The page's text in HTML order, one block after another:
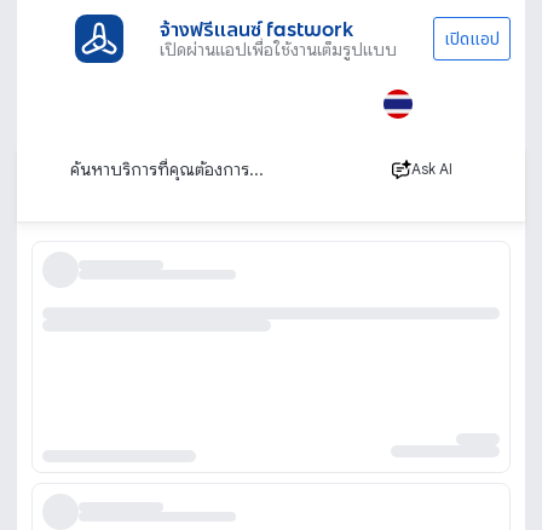
จ้างฟรีแลนซ์ fastwork
เปิดผ่านแอปเพื่อใช้งานเต็มรูปแบบ เปิดแอป
Ask AI
รับจัดเลี้ยงนอกสถานที่
รับจัดเลี้ยงนอกสถานที่ Catering รับจัดบุฟเฟ่ต์
เรียงตาม